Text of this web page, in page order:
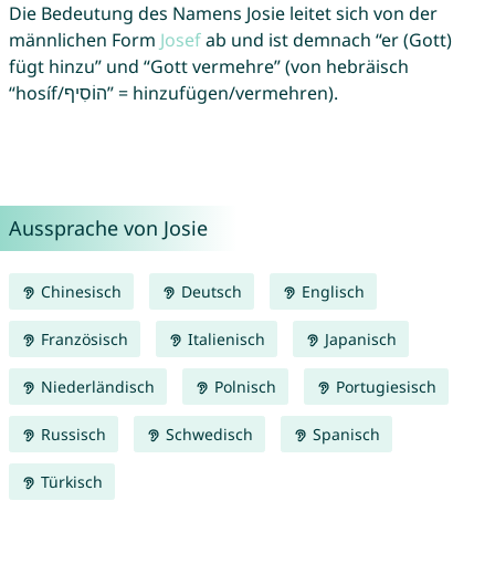
Die Bedeutung des Namens Josie leitet sich von der
männlichen Form Josefab und ist demnach “er (Gott)
fügt hinzu” und “Gott vermehre” (von hebräisch
“hosíf/הוֹסִיף” = hinzufügen/vermehren).
Aussprache von Josie
Chinesisch Deutsch Englisch
Französisch Italienisch Japanisch
Niederländisch Polnisch Portugiesisch
Russisch Schwedisch Spanisch
Türkisch